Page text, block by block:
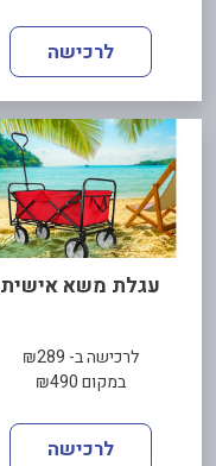
לרכישה
עגלת משא אישית
לרכישה ב- ₪289
במקום ₪490
לרכישה